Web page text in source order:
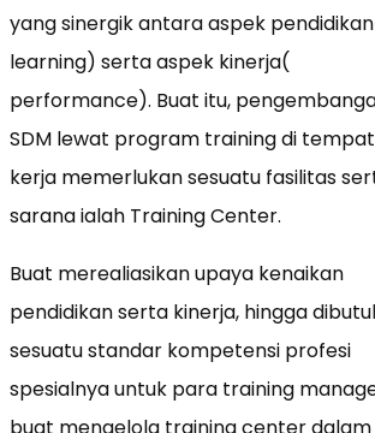
yang sinergik antara aspek
learning) serta aspek kinerja(
performance). Buat itu,
SDM lewat program training di tempat
kerja memerlukan sesuatu fasilitas
sarana ialah Training Center.
Buat merealiasikan upaya kenaikan
pendidikan serta kinerja, hingga
sesuatu standar kompetensi profesi
spesialnya untuk para training
buat mengelola training center dalam